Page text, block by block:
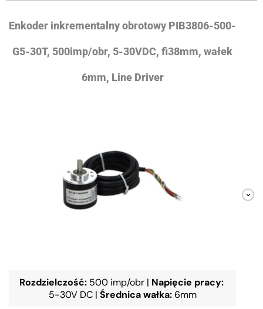
Enkoder inkrementalny obrotowy PIB3806-500-
G5-30T, 500imp/obr, 5-30VDC, fi38mm, wałek
6mm, Line Driver
Rozdzielczość: 500 imp/obr | Napięcie pracy:
5-30V DC | Średnica wałka: 6mm